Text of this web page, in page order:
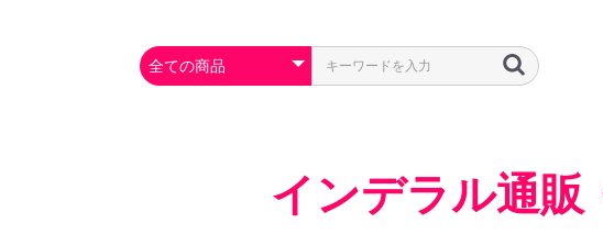
インデラル通販